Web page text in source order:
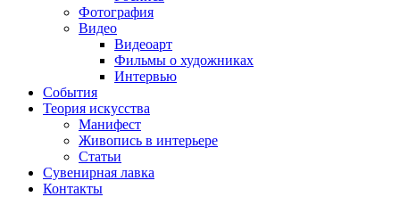
Фотография
Видео
Видеоарт
Фильмы о художниках
Интервью
События
Теория искусства
Манифест
Живопись в интерьере
Статьи
Сувенирная лавка
Контакты